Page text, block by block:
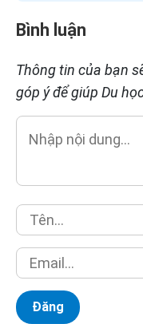
Bình luận
Thông tin của bạn
góp ý để giúp Du